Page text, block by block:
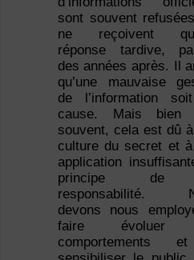
sont souvent
ne reçoivent
réponse tardive,
des années après. Il
qu’une mauvaise
de l’information
cause. Mais bien
souvent, cela est dû
culture du secret et
application
principe
responsabilité.
devons nous
faire évoluer
comportements